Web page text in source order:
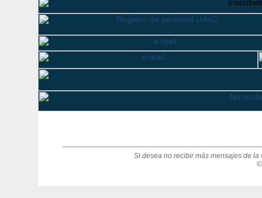
Si desea no recibir más mensajes de